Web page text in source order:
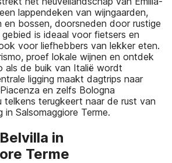
lappendeken van wijngaarden,
en bossen, doorsneden door rustige
is ideaal voor fietsers en
voor liefhebbers van lekker eten.
proef lokale wijnen en ontdek
als de buik van Italië wordt
ligging maakt dagtrips naar
en zelfs Bologna
telkens terugkeert naar de rust van
Salsomaggiore Terme.
in
Terme